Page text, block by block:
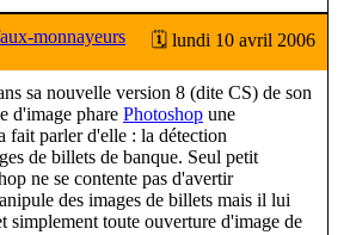
monnayeurs 🗓 lundi 10 avril 2006
sa nouvelle version 8 (dite CS) de son
d'image phare Photoshop une
fait parler d'elle : la détection
de billets de banque. Seul petit
ne se contente pas d'avertir
des images de billets mais il lui
simplement toute ouverture d'image de